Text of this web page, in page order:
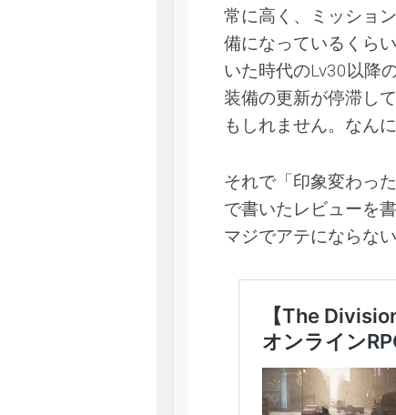
常に高く、ミッショ
備になっているくら
いた時代のLv30以降
装備の更新が停滞し
もしれません。なん
それで「印象変わっ
で書いたレビューを
マジでアテにならない